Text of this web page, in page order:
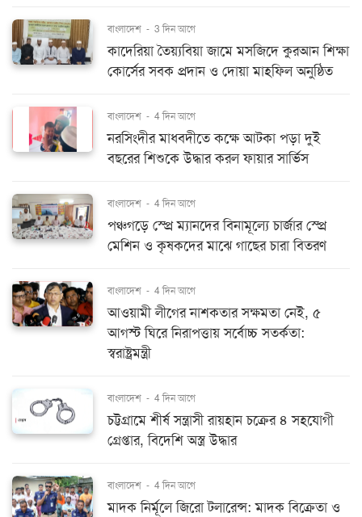
বাংলাদেশ - 3 দিন আগে
কাদেরিয়া তৈয়্যবিয়া জামে মসজিদে কুরআন শিক্ষা
কোর্সের সবক প্রদান ও দোয়া মাহফিল অনুষ্ঠিত
বাংলাদেশ - 4 দিন আগে
নরসিংদীর মাধবদীতে কক্ষে আটকা পড়া দুই
বছরের শিশুকে উদ্ধার করল ফায়ার সার্ভিস
বাংলাদেশ - 4 দিন আগে
পঞ্চগড়ে স্প্রে ম্যানদের বিনামূল্যে চার্জার স্প্রে
মেশিন ও কৃষকদের মাঝে গাছের চারা বিতরণ
বাংলাদেশ - 4 দিন আগে
আওয়ামী লীগের নাশকতার সক্ষমতা নেই, ৫
আগস্ট ঘিরে নিরাপত্তায় সর্বোচ্চ সতর্কতা:
স্বরাষ্ট্রমন্ত্রী
বাংলাদেশ - 4 দিন আগে
চট্টগ্রামে শীর্ষ সন্ত্রাসী রায়হান চক্রের ৪ সহযোগী
গ্রেপ্তার, বিদেশি অস্ত্র উদ্ধার
বাংলাদেশ - 4 দিন আগে
মাদক নির্মূলে জিরো টলারেন্স: মাদক বিক্রেতা ও